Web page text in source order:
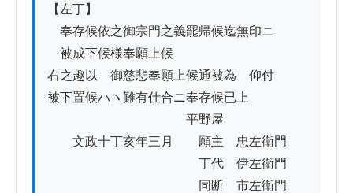
【左丁】
奉存候依之御宗門之義罷帰候迄無印ニ
被成下候様奉願上候
右之趣以　御慈悲奉願上候通被為　仰付
被下置候ハヽ難有仕合ニ奉存候已上
平野屋
文政十丁亥年三月　　願主　忠左衛門
丁代　伊左衛門
同断　市左衛門